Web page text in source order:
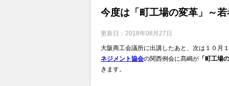
今度は「町工場の変革」～
更新日：2018年08月27日
大阪商工会議所に出講したあと、次は１０月
ネジメント協会の関西例会に髙嶋が 「町工場
きます。